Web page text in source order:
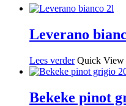
Leverano
Lees verder Quick View
Bekeke pinot